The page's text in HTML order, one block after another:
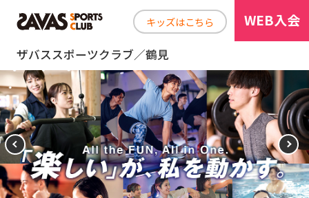
キッズはこちら
ザバススポーツクラブ／鶴見
WEB入会